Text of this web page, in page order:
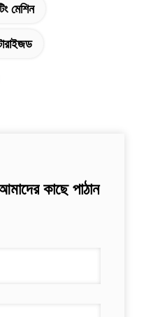
মেশিন
কাছে পাঠান